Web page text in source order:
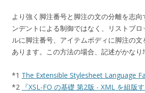
より強く脚注番号と脚注の文の分離を志向
ンデントによる制御ではなく、リストブ
ルに脚注番号、アイテムボディに脚注の
あります。この方法の場合、記述がかなり
*1 The Extensible Stylesheet Language
*2
『XSL-FO の基礎 第2版 - XML を組版